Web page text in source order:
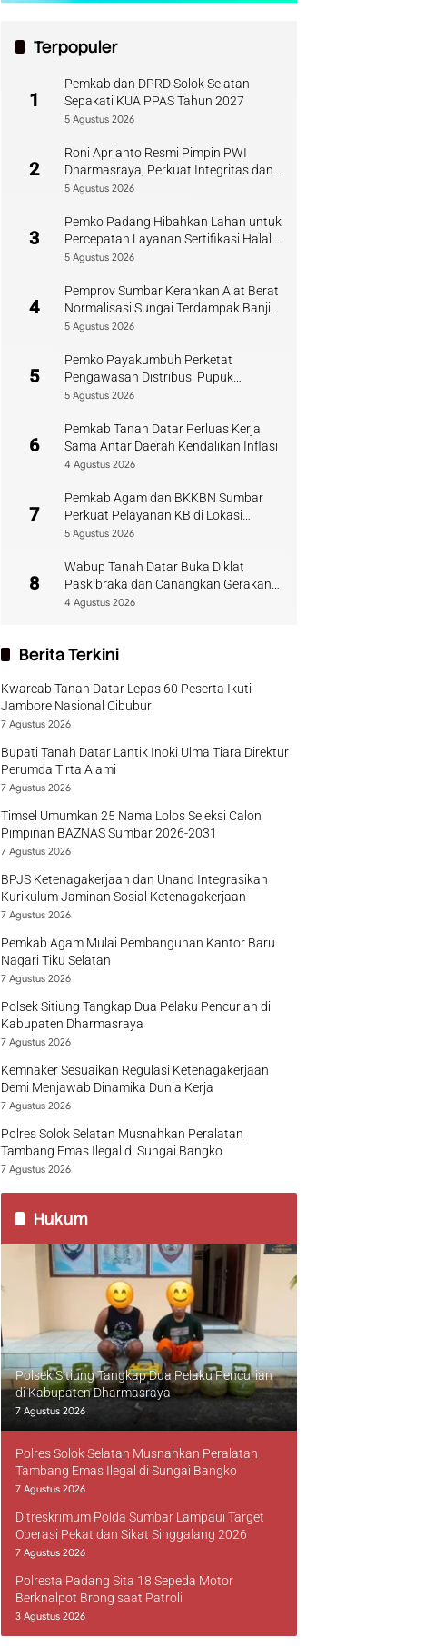
Terpopuler
1
Pemkab dan DPRD Solok Selatan
Sepakati KUA PPAS Tahun 2027
5 Agustus 2026
2
Roni Aprianto Resmi Pimpin PWI
Dharmasraya, Perkuat Integritas dan
Kompetensi Jurnalis
5 Agustus 2026
3
Pemko Padang Hibahkan Lahan untuk
Percepatan Layanan Sertifikasi Halal
di Sumbar
5 Agustus 2026
4
Pemprov Sumbar Kerahkan Alat Berat
Normalisasi Sungai Terdampak Banjir
Kuranji
5 Agustus 2026
5
Pemko Payakumbuh Perketat
Pengawasan Distribusi Pupuk
Bersubsidi bagi Petani Lokal
5 Agustus 2026
6
Pemkab Tanah Datar Perluas Kerja
Sama Antar Daerah Kendalikan Inflasi
4 Agustus 2026
7
Pemkab Agam dan BKKBN Sumbar
Perkuat Pelayanan KB di Lokasi
Bencana
5 Agustus 2026
8
Wabup Tanah Datar Buka Diklat
Paskibraka dan Canangkan Gerakan
Bendera
4 Agustus 2026
Berita Terkini
Kwarcab Tanah Datar Lepas 60 Peserta Ikuti
Jambore Nasional Cibubur
7 Agustus 2026
Bupati Tanah Datar Lantik Inoki Ulma Tiara Direktur
Perumda Tirta Alami
7 Agustus 2026
Timsel Umumkan 25 Nama Lolos Seleksi Calon
Pimpinan BAZNAS Sumbar 2026-2031
7 Agustus 2026
BPJS Ketenagakerjaan dan Unand Integrasikan
Kurikulum Jaminan Sosial Ketenagakerjaan
7 Agustus 2026
Pemkab Agam Mulai Pembangunan Kantor Baru
Nagari Tiku Selatan
7 Agustus 2026
Polsek Sitiung Tangkap Dua Pelaku Pencurian di
Kabupaten Dharmasraya
7 Agustus 2026
Kemnaker Sesuaikan Regulasi Ketenagakerjaan
Demi Menjawab Dinamika Dunia Kerja
7 Agustus 2026
Polres Solok Selatan Musnahkan Peralatan
Tambang Emas Ilegal di Sungai Bangko
7 Agustus 2026
Hukum
Polsek Sitiung Tangkap Dua Pelaku Pencurian
di Kabupaten Dharmasraya
7 Agustus 2026
Polres Solok Selatan Musnahkan Peralatan
Tambang Emas Ilegal di Sungai Bangko
7 Agustus 2026
Ditreskrimum Polda Sumbar Lampaui Target
Operasi Pekat dan Sikat Singgalang 2026
7 Agustus 2026
Polresta Padang Sita 18 Sepeda Motor
Berknalpot Brong saat Patroli
3 Agustus 2026